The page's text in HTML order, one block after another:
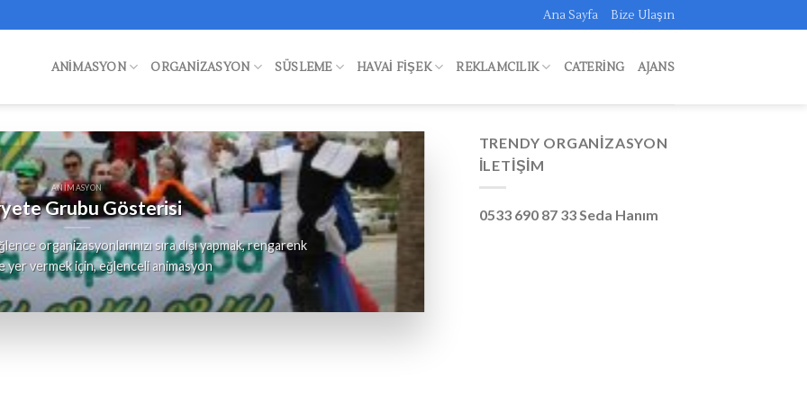
Ana Sayfa Bize Ulaşın
ANIMASYON ORGANIZASYON SÜSLEME HAVAI FIŞEK REKLAMCILIK CATERING AJANS
ANIMASYON
Grubu Gösterisi
organizasyonlarınızı sıra dışı yapmak, rengarenk
yer vermek için, eğlenceli animasyon
TRENDY ORGANIZASYON
İLETIŞIM
0533 690 87 33 Seda Hanım